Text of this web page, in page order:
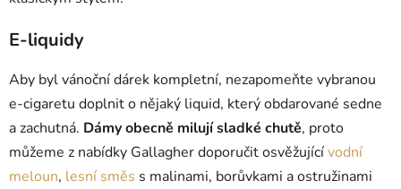
E-liquidy
Aby byl vánoční dárek kompletní, nezapomeňte vybranou
e-cigaretu doplnit o nějaký liquid, který obdarované sedne
a zachutná. Dámy obecně milují sladké chutě, proto
můžeme z nabídky Gallagher doporučit osvěžujícívodní
meloun, lesní směs s malinami, borůvkami a ostružinami